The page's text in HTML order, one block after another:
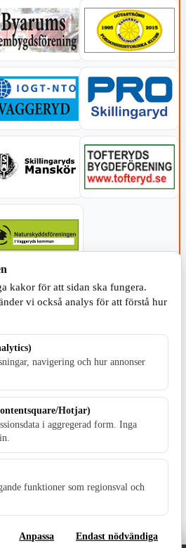
grundat 1991 som sedan 2002 ger
2010 lanserades Värnamo.nu. Från
tre kommuner: Gnosjö,
Vaggeryds kommun.
oss
1, 568 92 Skillingaryd
kakor för att sidan ska fungera.
vi också analys för att förstå hur
navigering och hur annonser
Hotjar)
i aggregerad form. Inga
funktioner som regionsval och
Anpassa Endast nödvändiga